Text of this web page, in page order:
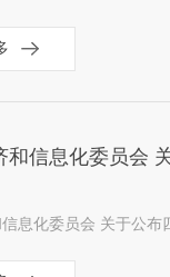
和信息化委员会
息化委员会 关于公布